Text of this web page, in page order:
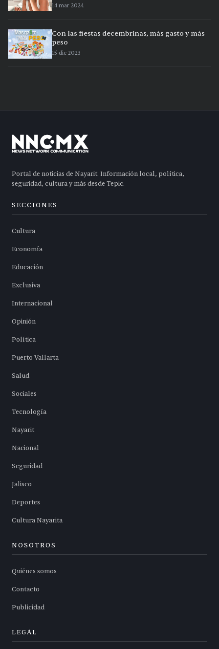
14 mar 2024
Con las fiestas decembrinas, más gasto y más
peso
15 dic 2023
Portal de noticias de Nayarit. Información local, política,
seguridad, cultura y más desde Tepic.
SECCIONES
Cultura
Economía
Educación
Exclusiva
Internacional
Opinión
Política
Puerto Vallarta
Salud
Sociales
Tecnología
Nayarit
Nacional
Seguridad
Jalisco
Deportes
Cultura Nayarita
NOSOTROS
Quiénes somos
Contacto
Publicidad
LEGAL